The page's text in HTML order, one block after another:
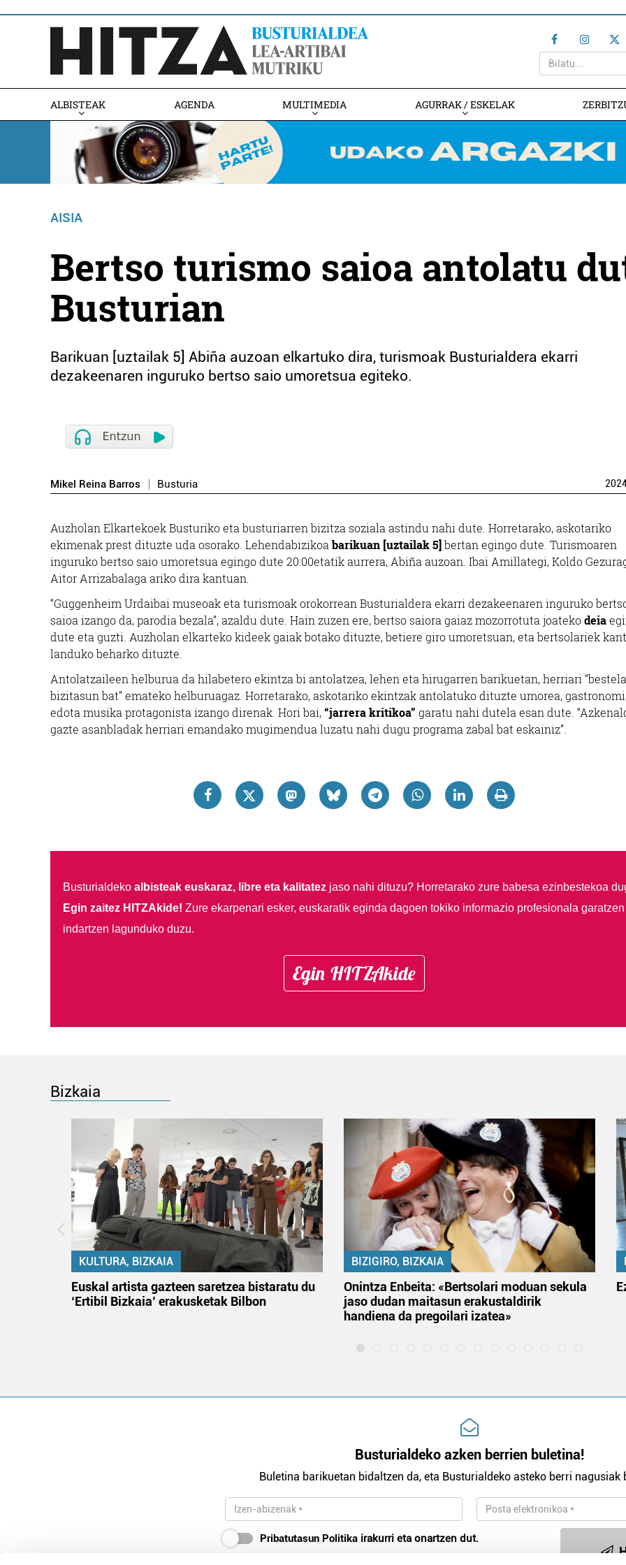
ALBISTEAK AGENDA MULTIMEDIA AGURRAK / ESKELAK
AISIA
Bertso turismo saioa antolatu
Busturian
Barikuan [uztailak 5] Abiña auzoan elkartuko dira, turismoak Busturialdera ekarri
dezakeenaren inguruko bertso saio umoretsua egiteko.
Mikel Reina Barros Busturia
Auzholan Elkartekoek Busturiko eta busturiarren bizitza soziala astindu nahi dute. Horretarako, askotariko
ekimenak prest dituzte uda osorako. Lehendabizikoabarikuan [uztailak 5] bertan egingo dute. Turismoaren
inguruko bertso saio umoretsua egingo dute 20:00etatik aurrera, Abiña auzoan. Ibai Amillategi, Koldo
Aitor Arrizabalaga ariko dira kantuan.
“Guggenheim Urdaibai museoak eta turismoak orokorrean Busturialdera ekarri dezakeenaren inguruko
saioa izango da, parodia bezala”, azaldu dute. Hain zuzen ere, bertso saiora gaiaz mozorrotuta joatekodeia
dute eta guzti. Auzholan elkarteko kideek gaiak botako dituzte, betiere giro umoretsuan, eta bertsolariek
landuko beharko dituzte.
Antolatzaileen helburua da hilabetero ekintza bi antolatzea, lehen eta hirugarren barikuetan, herriari
bizitasun bat” emateko helburuagaz. Horretarako, askotariko ekintzak antolatuko dituzte umorea,
edota musika protagonista izango direnak. Hori bai,“jarrera kritikoa” garatu nahi dutela esan dute.
gazte asanbladak herriari emandako mugimendua luzatu nahi dugu programa zabal bat eskainiz”.
Busturialdeko albisteak euskaraz, libre eta kalitatezjaso nahi dituzu? Horretarako zure babesa ezinbestekoa
Egin zaitez HITZAkide! Zure ekarpenari esker, euskaratik eginda dagoen tokiko informazio profesionala garatzen
indartzen lagunduko duzu.
Egin HITZAkide
Bizkaia
KULTURA, BIZKAIA
Euskal artista gazteen saretzea bistaratu du
‘Ertibil Bizkaia’ erakusketak Bilbon
BIZIGIRO, BIZKAIA
Onintza Enbeita: «Bertsolari moduan sekula
jaso dudan maitasun erakustaldirik
handiena da pregoilari izatea»
Busturialdeko azken berrien buletina!
Buletina barikuetan bidaltzen da, eta Busturialdeko asteko berri nagusiak
Pribatutasun Politika irakurri eta onartzen dut.